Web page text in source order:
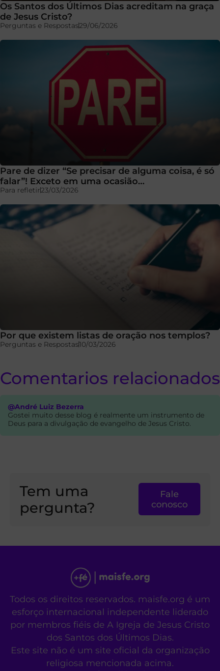
Os Santos dos Últimos Dias acreditam na graça
de Jesus Cristo?
Perguntas e Respostas29/06/2026
Pare de dizer “Se precisar de alguma coisa, é só
falar”! Exceto em uma ocasião…
Para refletir23/03/2026
Por que existem listas de oração nos templos?
Perguntas e Respostas10/03/2026
Comentarios relacionados
@André Luiz Bezerra
Gostei muito desse blog é realmente um instrumento de
Deus para a divulgação de evangelho de Jesus Cristo.
Tem uma
pergunta?
Fale
conosco
Todos os direitos reservados. maisfe.org é um
esforço internacional independente liderado
por membros fiéis de A Igreja de Jesus Cristo
dos Santos dos Últimos Dias.
Este site não é um site oficial da organização
religiosa mencionada acima.